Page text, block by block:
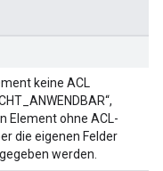
keine ACL
Element ohne ACL-
die eigenen Felder
werden.